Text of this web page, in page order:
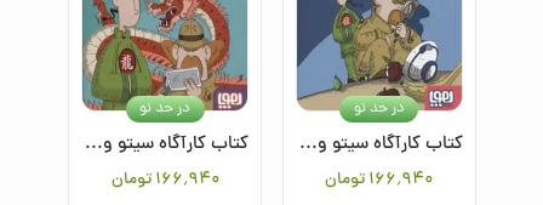
کتاب کارآگاه سیتو و دستیارش چین می ادو 3: مهمان ناخوانده
۱۶۶٬۹۴۰تومان
در حد نو
کتاب کارآگاه سیتو و دستیارش چین می ادو 7: سال نوی چینی
۱۶۶٬۹۴۰ تومان
در حد نو